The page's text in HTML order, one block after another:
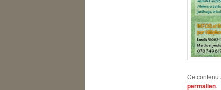
Ce contenu
permalien.